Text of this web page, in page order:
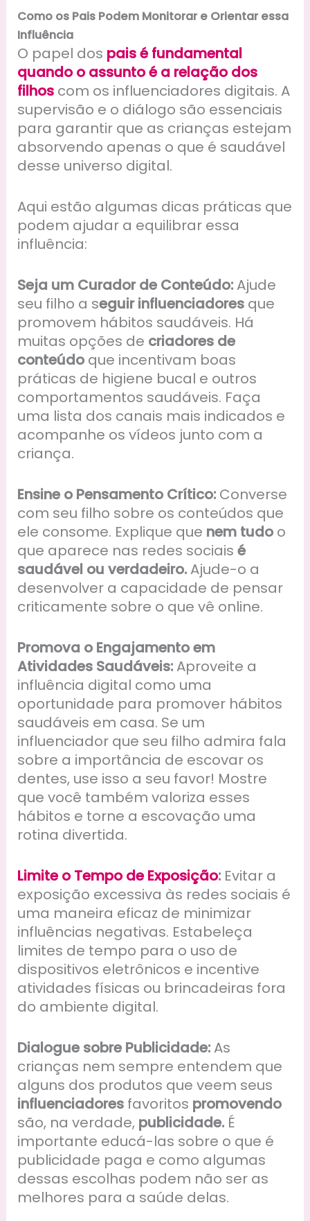
Como os Pais Podem Monitorar e Orientar essa
Influência
O papel dos pais é fundamental
quando o assunto é a relação dos
filhos com os influenciadores digitais. A
supervisão e o diálogo são essenciais
para garantir que as crianças estejam
absorvendo apenas o que é saudável
desse universo digital.
Aqui estão algumas dicas práticas que
podem ajudar a equilibrar essa
influência:
Seja um Curador de Conteúdo: Ajude
seu filho a seguir influenciadores que
promovem hábitos saudáveis. Há
muitas opções de criadores de
conteúdo que incentivam boas
práticas de higiene bucal e outros
comportamentos saudáveis. Faça
uma lista dos canais mais indicados e
acompanhe os vídeos junto com a
criança.
Ensine o Pensamento Crítico: Converse
com seu filho sobre os conteúdos que
ele consome. Explique que nem tudo o
que aparece nas redes sociaisé
saudável ou verdadeiro. Ajude-o a
desenvolver a capacidade de pensar
criticamente sobre o que vê online.
Promova o Engajamento em
Atividades Saudáveis: Aproveite a
influência digital como uma
oportunidade para promover hábitos
saudáveis em casa. Se um
influenciador que seu filho admira fala
sobre a importância de escovar os
dentes, use isso a seu favor! Mostre
que você também valoriza esses
hábitos e torne a escovação uma
rotina divertida.
Limite o Tempo de Exposição: Evitar a
exposição excessiva às redes sociais é
uma maneira eficaz de minimizar
influências negativas. Estabeleça
limites de tempo para o uso de
dispositivos eletrônicos e incentive
atividades físicas ou brincadeiras fora
do ambiente digital.
Dialogue sobre Publicidade: As
crianças nem sempre entendem que
alguns dos produtos que veem seus
influenciadores favoritos promovendo
são, na verdade, publicidade. É
importante educá-las sobre o que é
publicidade paga e como algumas
dessas escolhas podem não ser as
melhores para a saúde delas.